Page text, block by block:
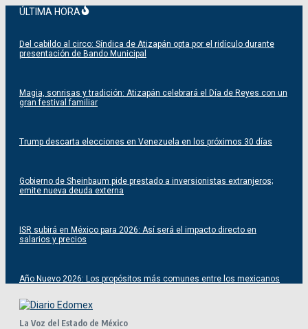
SaltarÚLTIMA HORA
Del cabildo al circo: Síndica de Atizapán opta por el ridículo durante
presentación de Bando Municipal
Magia, sonrisas y tradición: Atizapán celebrará el Día de Reyes con un
gran festival familiar
Trump descarta elecciones en Venezuela en los próximos 30 días
Gobierno de Sheinbaum pide prestado a inversionistas extranjeros;
emite nueva deuda externa
ISR subirá en México para 2026: Así será el impacto directo en
salarios y precios
Año Nuevo 2026: Los propósitos más comunes entre los mexicanos
La Voz del Estado de México